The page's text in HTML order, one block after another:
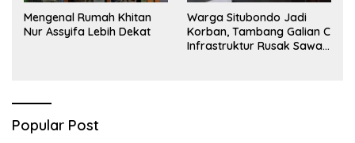
Mengenal Rumah Khitan
Nur Assyifa Lebih Dekat
Warga Situbondo Jadi
Korban, Tambang Galian C
Infrastruktur Rusak Sawah
Popular Post